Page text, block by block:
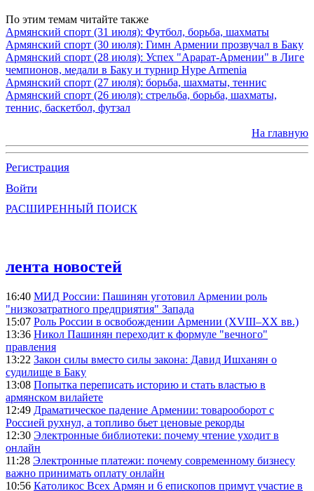
По этим темам читайте также
Армянский спорт (31 июля): Футбол, борьба, шахматы
Армянский спорт (30 июля): Гимн Армении прозвучал в Баку
Армянский спорт (28 июля): Успех "Арарат-Армении" в Лиге
чемпионов, медали в Баку и турнир Hype Armenia
Армянский спорт (27 июля): борьба, шахматы, теннис
Армянский спорт (26 июля): стрельба, борьба, шахматы,
теннис, баскетбол, футзал
На главную
Регистрация
Войти
РАСШИРЕННЫЙ ПОИСК
лента новостей
16:40 МИД России: Пашинян уготовил Армении роль
"низкозатратного предприятия" Запада
15:07 Роль России в освобождении Армении (XVIII–XX вв.)
13:36 Никол Пашинян переходит к формуле "вечного"
правления
13:22 Закон силы вместо силы закона: Давид Ишханян о
судилище в Баку
13:08 Попытка переписать историю и стать властью в
армянском вилайете
12:49 Драматическое падение Армении: товарооборот с
Россией рухнул, а топливо бьет ценовые рекорды
12:30 Электронные библиотеки: почему чтение уходит в
онлайн
11:28 Электронные платежи: почему современному бизнесу
важно принимать оплату онлайн
10:56 Католикос Всех Армян и 6 епископов примут участие в